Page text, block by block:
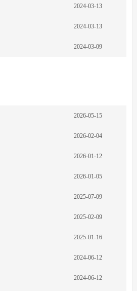
2024-03-13
2024-03-13
2024-03-09
2026-05-15
2026-02-04
2026-01-12
2026-01-05
2025-07-09
2025-02-09
2025-01-16
2024-06-12
2024-06-12